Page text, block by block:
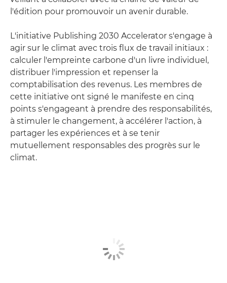
l'édition pour promouvoir un avenir durable.
L'initiative Publishing 2030 Accelerator s'engage à
agir sur le climat avec trois flux de travail initiaux :
calculer l'empreinte carbone d'un livre individuel,
distribuer l'impression et repenser la
comptabilisation des revenus. Les membres de
cette initiative ont signé le manifeste en cinq
points s'engageant à prendre des responsabilités,
à stimuler le changement, à accélérer l'action, à
partager les expériences et à se tenir
mutuellement responsables des progrès sur le
climat.